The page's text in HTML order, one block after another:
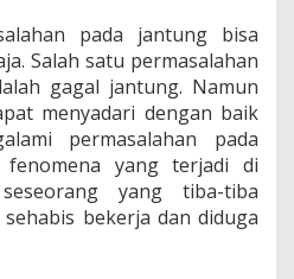
k
e
n
a
G
a
g
a
l
J
pada jantung bisa
Salah satu permasalahan
gagal jantung. Namun
menyadari dengan baik
permasalahan pada
fenomena yang terjadi di
yang tiba-tiba
bekerja dan diduga